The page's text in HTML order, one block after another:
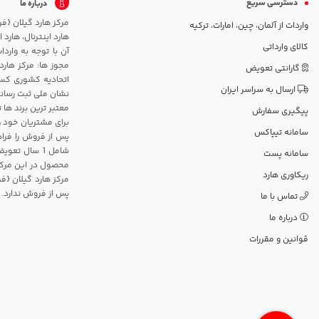
دسترسی سریع
واردات از آلمان، چین، امارات، ترکیه
کالای وارداتی
گارانتی تعویض
ارسال به سراسر ایران
پیگیری سفارش
سامانه تیپاکس
سامانه پست
ریکاوری هارد
تماس با ما
درباره ما
قوانین و مقررات
درباره ما
هارد اینترنال،
آن با توجه به
مجوز ها: مرکز
اتحادیه کشوری
نشان ملی ثبت
معتبر ترین برند
برای مشتریان خود
پس از فروش را
محصول در این
مرکز هارد گیلان
پس از فروش ندارد.